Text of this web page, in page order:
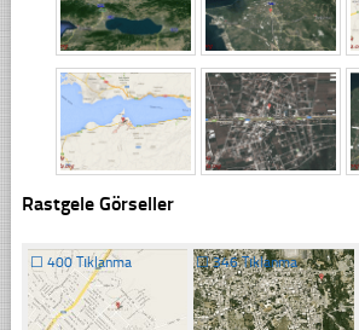
Rastgele Görseller
☐ 400 Tıklanma ☐346 Tıklanma